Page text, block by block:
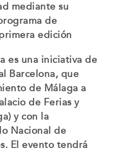
mediante su
de
edición
es una iniciativa de
Barcelona, que
de Málaga a
de Ferias y
y con la
Nacional de
El evento tendrá